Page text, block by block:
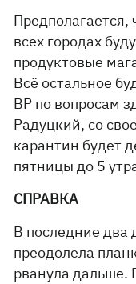
Предполагается,
всех городах
продуктовые
Всё остальное
ВР по вопросам
Радуцкий, со
карантин будет
пятницы до 5
СПРАВКА
В последние два
преодолела
рванула дальше.